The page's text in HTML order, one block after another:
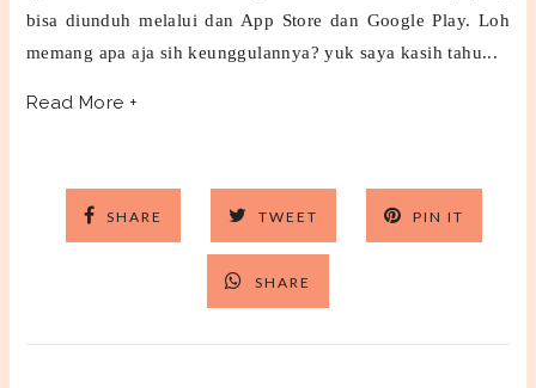
bisa diunduh melalui dan App Store dan Google Play. Loh
memang apa aja sih keunggulannya? yuk saya kasih tahu...
Read More +
SHARE TWEET PIN IT
SHARE